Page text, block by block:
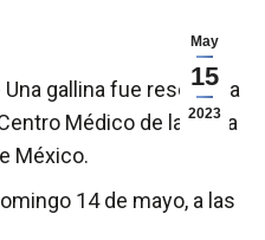
May
15
2023
Una gallina fue rescatada
Médico de la Línea
México.
14 de mayo, a las